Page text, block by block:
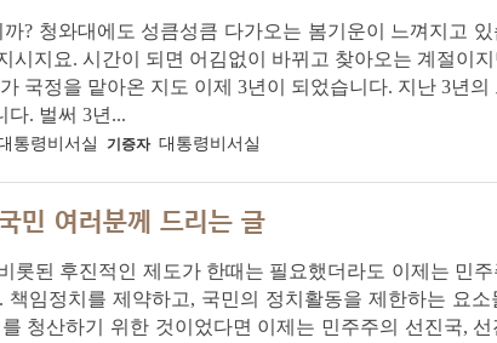
? 청와대에도 성큼성큼 다가오는 봄기운이 느껴지고 있
시지요. 시간이 되면 어김없이 바뀌고 찾아오는 계절이
국정을 맡아온 지도 이제 3년이 되었습니다. 지난 3년
다. 벌써 3년...
통령비서실 기증자 대통령비서실
민 여러분께 드리는 글
롯된 후진적인 제도가 한때는 필요했더라도 이제는 민
책임정치를 제약하고, 국민의 정치활동을 제한하는 요소
청산하기 위한 것이었다면 이제는 민주주의 선진국,